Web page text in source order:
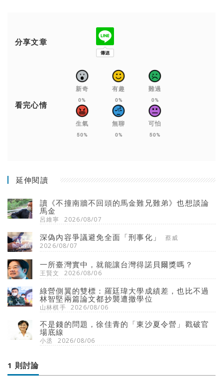
分享文章
看完心情
新奇
0%
有趣
0%
難過
0%
生氣
50%
無聊
0%
可怕
50%
延伸閱讀
讀《不撞南牆不回頭的馬金難兄難弟》也想談論
馬金
呂維寧 2026/08/07
深偽內容爭議避免全面「刑事化」
蔡威
2026/08/07
一所臺灣實中，就能讓台灣得諾貝爾獎嗎？
王賢文 2026/08/06
綠營側翼的雙標：羅廷瑋大學成績差，也比不過
林智堅兩篇論文都抄襲遭撤學位
山林棋手 2026/08/06
不是錢的問題，徐佳青的「東沙夏令營」戳破官
場底線
小丞 2026/08/06
1 則討論